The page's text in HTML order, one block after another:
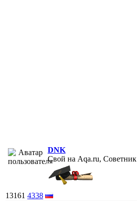
DNK
Свой на Aqa.ru, Советник
13161 4338